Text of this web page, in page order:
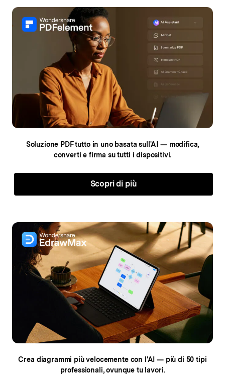
Soluzione PDF tutto in uno basata sull'AI — modifica,
converti e firma su tutti i dispositivi.
Scopri di più
Crea diagrammi più velocemente con l'AI — più di 50 tipi
professionali, ovunque tu lavori.